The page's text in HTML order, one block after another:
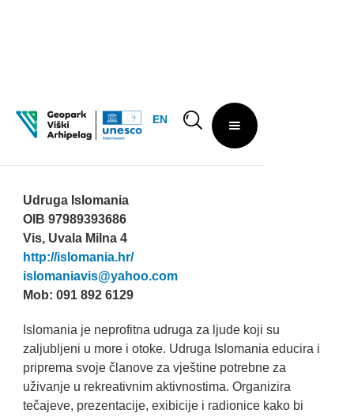
EN
Udruga Islomania
Udruga Islomania
OIB 97989393686
Vis, Uvala Milna 4
http://islomania.hr/
islomaniavis@yahoo.com
Mob: 091 892 6129
Islomania je neprofitna udruga za ljude koji su
zaljubljeni u more i otoke. Udruga Islomania educira i
priprema svoje članove za vještine potrebne za
uživanje u rekreativnim aktivnostima. Organizira
tečajeve, prezentacije, exibicije i radionice kako bi